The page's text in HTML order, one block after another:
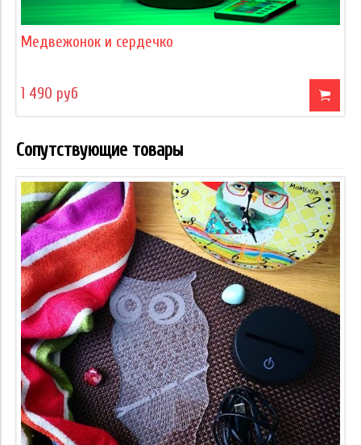
Медвежонок и сердечко
1 490 руб
Сопутствующие товары